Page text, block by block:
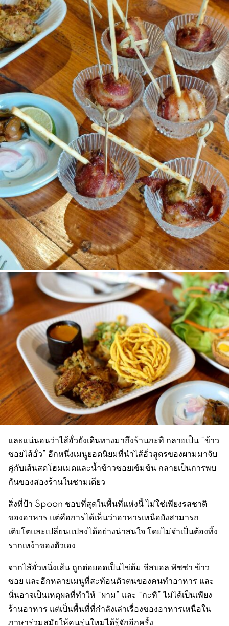
และแน่นอนว่าไส้อั่วยังเดินทางมาถึงร้านกะทิ กลายเป็น “ข้าว
ซอยไส้อั่ว” อีกหนึ่งเมนูยอดนิยมที่นำไส้อั่วสูตรของผามมาจับ
คู่กับเส้นสดโฮมเมดและน้ำข้าวซอยเข้มข้น กลายเป็นการพบ
กันของสองร้านในชามเดียว
สิ่งที่ป้า Spoon ชอบที่สุดในพื้นที่แห่งนี้ ไม่ใช่เพียงรสชาติ
ของอาหาร แต่คือการได้เห็นว่าอาหารเหนือยังสามารถ
เติบโตและเปลี่ยนแปลงได้อย่างน่าสนใจ โดยไม่จำเป็นต้องทิ้ง
รากเหง้าของตัวเอง
จากไส้อั่วหนึ่งเส้น ถูกต่อยอดเป็นไข่ต้ม ชีสบอล พิซซ่า ข้าว
ซอย และอีกหลายเมนูที่สะท้อนตัวตนของคนทำอาหาร และ
นั่นอาจเป็นเหตุผลที่ทำให้ “ผาม” และ “กะทิ” ไม่ได้เป็นเพียง
ร้านอาหาร แต่เป็นพื้นที่ที่กำลังเล่าเรื่องของอาหารเหนือใน
ภาษาร่วมสมัยให้คนรุ่นใหม่ได้รู้จักอีกครั้ง